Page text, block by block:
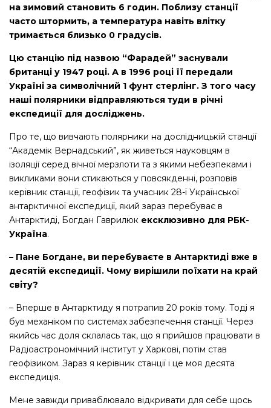
на зимовий становить 6 годин. Поблизу станції
часто штормить, а температура навіть влітку
тримається близько 0 градусів.
Цю станцію під назвою “Фарадей” заснували
британці у 1947 році. А в 1996 році її передали
Україні за символічний 1 фунт стерлінг. З того часу
наші полярники відправляються туди в річні
експедиції для досліджень.
Про те, що вивчають полярники на дослідницькій станції
“Академік Вернадський”, як живеться науковцям в
ізоляції серед вічної мерзлоти та з якими небезпеками і
викликами вони стикаються у повсякденні, розповів
керівник станції, геофізик та учасник 28-ї Української
антарктичної експедиції, який зараз перебуває в
Антарктиді, Богдан Гаврилюк ексклюзивно для РБК-
Україна.
– Пане Богдане, ви перебуваєте в Антарктиді вже в
десятій експедиції. Чому вирішили поїхати на край
світу?
– Вперше в Антарктиду я потрапив 20 років тому. Тоді я
був механіком по системах забезпечення станції. Через
якийсь час доля склалась так, що я прийшов працювати в
Радіоастрономічний інститут у Харкові, потім став
геофізиком. Зараз я керівник станції і це моя десята
експедиція.
Мене завжди приваблювало відкривати для себе щось